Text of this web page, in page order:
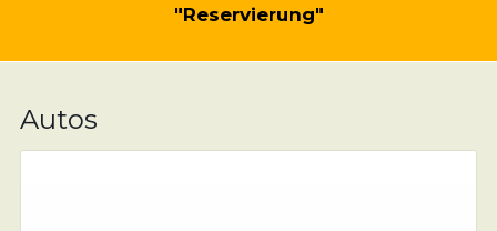
"Reservierung"
Autos